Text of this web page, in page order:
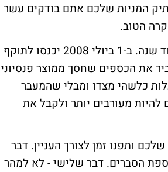
המניות שלכם אתם בודקים עשר
הטוב.
אז שנה חדשה בפתח ומבחינת חיסכון לפנסיה, לא מדובר בסתם עוד שנה. ב-1 ביולי 2008 יכנסו לתוקף
את הכספים שחסך ממוצר פנסיוני
כלשהי מצדו ומבלי שהמעבר
מעורבים יותר ולקבל את
ותפנו זמן לצורך העניין. דבר
הסברים. דבר שלישי - לא למהר